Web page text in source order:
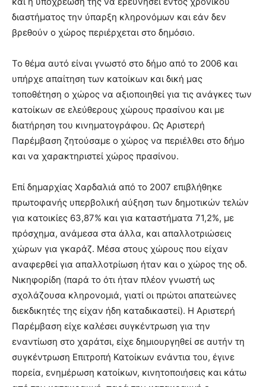
διαστήματος την ύπαρξη κληρονόμων και εάν δεν
βρεθούν ο χώρος περιέρχεται στο δημόσιο.
Το θέμα αυτό είναι γνωστό στο δήμο από το 2006 και
υπήρχε απαίτηση των κατοίκων και δική μας
τοποθέτηση ο χώρος να αξιοποιηθεί για τις ανάγκες των
κατοίκων σε ελεύθερους χώρους πρασίνου και με
διατήρηση του κινηματογράφου. Ως Αριστερή
Παρέμβαση ζητούσαμε ο χώρος να περιέλθει στο δήμο
και να χαρακτηριστεί χώρος πρασίνου.
Επί δημαρχίας Χαρδαλιά από το 2007 επιβλήθηκε
πρωτοφανής υπερβολική αύξηση των δημοτικών τελών
για κατοικίες 63,87% και για καταστήματα 71,2%, με
πρόσχημα, ανάμεσα στα άλλα, και απαλλοτριώσεις
χώρων για γκαράζ. Μέσα στους χώρους που είχαν
αναφερθεί για απαλλοτρίωση ήταν και ο χώρος της οδ.
Νικηφορίδη (παρά το ότι ήταν πλέον γνωστή ως
σχολάζουσα κληρονομιά, γιατί οι πρώτοι απατεώνες
διεκδικητές της είχαν ήδη καταδικαστεί). Η Αριστερή
Παρέμβαση είχε καλέσει συγκέντρωση για την
εναντίωση στο χαράτσι, είχε δημιουργηθεί σε αυτήν τη
συγκέντρωση Επιτροπή Κατοίκων ενάντια του, έγινε
πορεία, ενημέρωση κατοίκων, κινητοποιήσεις και κάτω